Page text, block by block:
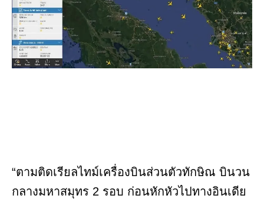
“ตามติดเรียลไทม์เครื่องบินส่วนตัวทักษิณ บินวน
กลางมหาสมุทร 2 รอบ ก่อนหักหัวไปทางอินเดีย